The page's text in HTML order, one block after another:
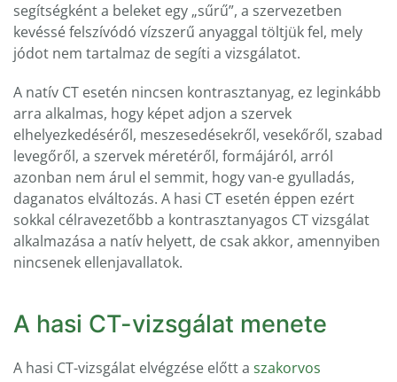
segítségként a beleket egy „sűrű”, a szervezetben
kevéssé felszívódó vízszerű anyaggal töltjük fel, mely
jódot nem tartalmaz de segíti a vizsgálatot.
A natív CT esetén nincsen kontrasztanyag, ez leginkább
arra alkalmas, hogy képet adjon a szervek
elhelyezkedéséről, meszesedésekről, vesekőről, szabad
levegőről, a szervek méretéről, formájáról, arról
azonban nem árul el semmit, hogy van-e gyulladás,
daganatos elváltozás. A hasi CT esetén éppen ezért
sokkal célravezetőbb a kontrasztanyagos CT vizsgálat
alkalmazása a natív helyett, de csak akkor, amennyiben
nincsenek ellenjavallatok.
A hasi CT-vizsgálat menete
A hasi CT-vizsgálat elvégzése előtt a szakorvos